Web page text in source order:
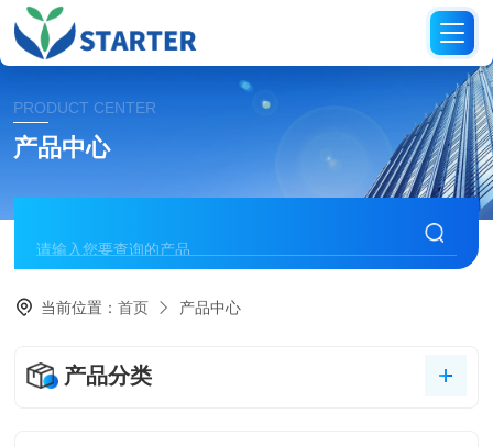
PRODUCT CENTER
产品中心
当前位置：首页 产品中心
产品分类